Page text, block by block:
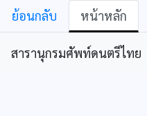
ย้อนกลับ หน้าหลัก
สารานุกรมศัพท์ดนตรีไทย